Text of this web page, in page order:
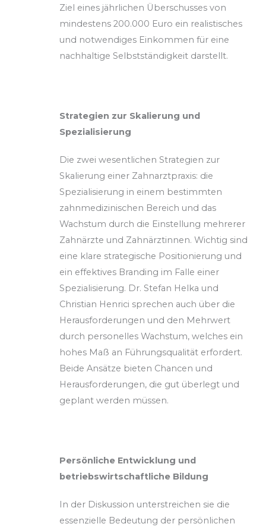
Ziel eines jährlichen Überschusses von
mindestens 200.000 Euro ein realistisches
und notwendiges Einkommen für eine
nachhaltige Selbstständigkeit darstellt.
Strategien zur Skalierung und
Spezialisierung
Die zwei wesentlichen Strategien zur
Skalierung einer Zahnarztpraxis: die
Spezialisierung in einem bestimmten
zahnmedizinischen Bereich und das
Wachstum durch die Einstellung mehrerer
Zahnärzte und Zahnärztinnen. Wichtig sind
eine klare strategische Positionierung und
ein effektives Branding im Falle einer
Spezialisierung. Dr. Stefan Helka und
Christian Henrici sprechen auch über die
Herausforderungen und den Mehrwert
durch personelles Wachstum, welches ein
hohes Maß an Führungsqualität erfordert.
Beide Ansätze bieten Chancen und
Herausforderungen, die gut überlegt und
geplant werden müssen.
Persönliche Entwicklung und
betriebswirtschaftliche Bildung
In der Diskussion unterstreichen sie die
essenzielle Bedeutung der persönlichen